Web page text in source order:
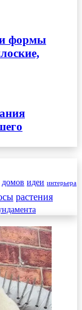
формы
домов идеи интерьера
растения